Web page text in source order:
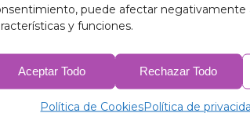
puede afectar negativamente
y funciones.
Aceptar Todo Rechazar Todo
Política de CookiesPolítica de
nuestros aislantes térmicos
las estaciones.